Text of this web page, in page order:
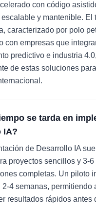
con código
y mantenible. El
caracterizado por polo
con empresas que
predictivo e industria
de estas soluciones
se tarda en
IA?
de Desarrollo IA
proyectos sencillos y 3-6
completas. Un piloto
2-4 semanas, permitiendo
resultados rápidos antes